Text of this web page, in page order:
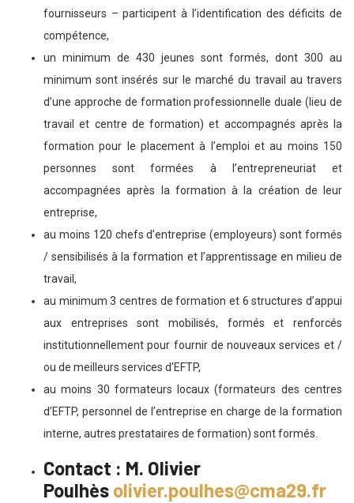
fournisseurs – participent à l’identification des déficits de
compétence,
un minimum de 430 jeunes sont formés, dont 300 au
minimum sont insérés sur le marché du travail au travers
d’une approche de formation professionnelle duale (lieu de
travail et centre de formation) et accompagnés après la
formation pour le placement à l’emploi et au moins 150
personnes sont formées à l’entrepreneuriat et
accompagnées après la formation à la création de leur
entreprise,
au moins 120 chefs d’entreprise (employeurs) sont formés
/ sensibilisés à la formation et l’apprentissage en milieu de
travail,
au minimum 3 centres de formation et 6 structures d’appui
aux entreprises sont mobilisés, formés et renforcés
institutionnellement pour fournir de nouveaux services et /
ou de meilleurs services d’EFTP,
au moins 30 formateurs locaux (formateurs des centres
d’EFTP, personnel de l’entreprise en charge de la formation
interne, autres prestataires de formation) sont formés.
Contact : M. Olivier
Poulhès olivier.poulhes@cma29.fr